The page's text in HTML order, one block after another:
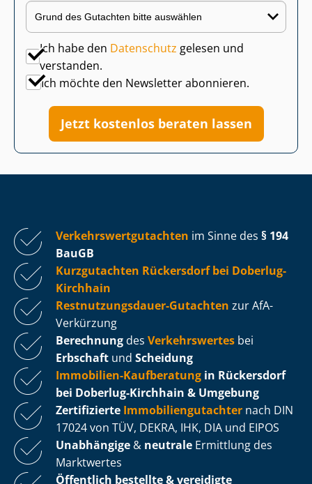
Ich habe den Datenschutz gelesen und
verstanden.
Ich möchte den Newsletter abonnieren.
Jetzt kostenlos beraten lassen
Ver­kehrs­wert­gut­ach­ten im Sinne des § 194
BauGB
Kurzgutachten Rückersdorf bei Doberlug-
Kirchhain
Rest­nut­zungs­dau­er-Gutachten zur AfA-
Verkürzung
Berechnung des Verkehrswertes bei
Erbschaft und Scheidung
Immobilien-Kaufberatung in Rückersdorf
bei Doberlug-Kirchhain & Umgebung
Zertifizierte Im­mo­bi­li­en­gut­ach­ter nach DIN
17024 von TÜV, DEKRA, IHK, DIA und EIPOS
Unabhängige & neutrale Ermittlung des
Marktwertes
Öffentlich bestellte & vereidigte